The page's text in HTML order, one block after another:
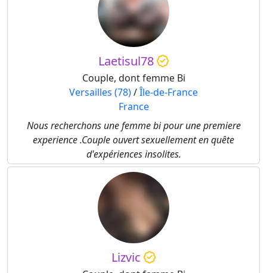
Laetisul78
Couple, dont femme Bi
Versailles (78)/Île-de-France
France
Nous recherchons une femme bi pour une premiere
experience .Couple ouvert sexuellement en quête
d'expériences insolites.
Lizvic